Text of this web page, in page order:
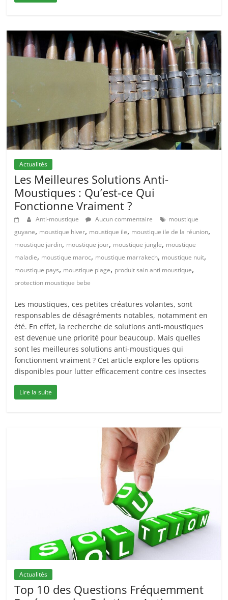
Actualités
Les Meilleures Solutions Anti-
Moustiques : Qu’est-ce Qui
Fonctionne Vraiment ?
Anti-moustique Aucun commentaire
moustique
guyane, moustique hiver, moustique ile, moustique ile de la réunion,
moustique jardin, moustique jour, moustique jungle, moustique
maladie, moustique maroc, moustique marrakech, moustique nuit,
moustique pays, moustique plage, produit sain anti moustique,
protection moustique bebe
Les moustiques, ces petites créatures volantes, sont
responsables de désagréments notables, notamment en
été. En effet, la recherche de solutions anti-moustiques
est devenue une priorité pour beaucoup. Mais quelles
sont les meilleures solutions anti-moustiques qui
fonctionnent vraiment ? Cet article explore les options
disponibles pour lutter efficacement contre ces insectes
Lire la suite
Actualités
Top 10 des Questions Fréquemment